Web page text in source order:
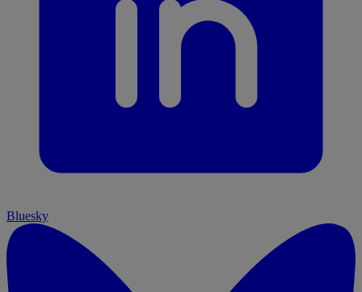
Bluesky